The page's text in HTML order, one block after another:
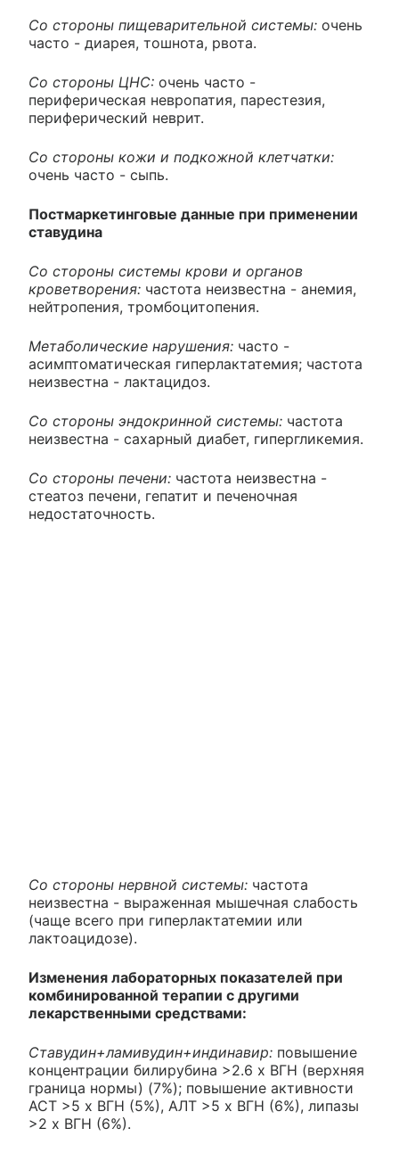
Со стороны пищеварительной системы: очень
часто - диарея, тошнота, рвота.
Со стороны ЦНС: очень часто -
периферическая невропатия, парестезия,
периферический неврит.
Со стороны кожи и подкожной клетчатки:
очень часто - сыпь.
Постмаркетинговые данные при применении
ставудина
Со стороны системы крови и органов
кроветворения: частота неизвестна - анемия,
нейтропения, тромбоцитопения.
Метаболические нарушения: часто -
асимптоматическая гиперлактатемия; частота
неизвестна - лактацидоз.
Со стороны эндокринной системы: частота
неизвестна - сахарный диабет, гипергликемия.
Со стороны печени: частота неизвестна -
стеатоз печени, гепатит и печеночная
недостаточность.
Со стороны нервной системы: частота
неизвестна - выраженная мышечная слабость
(чаще всего при гиперлактатемии или
лактоацидозе).
Изменения лабораторных показателей при
комбинированной терапии с другими
лекарственными средствами:
Ставудин+ламивудин+индинавир: повышение
концентрации билирубина >2.6 х ВГН (верхняя
граница нормы) (7%); повышение активности
ACT >5 х ВГН (5%), АЛТ >5 х ВГН (6%), липазы
>2 х ВГН (6%).